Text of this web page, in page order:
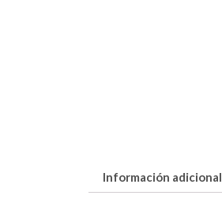
Información adicional